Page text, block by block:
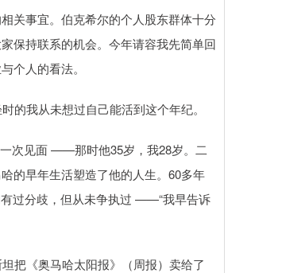
关事宜。伯克希尔的个人股东群体十分
保持联系的机会。今年请容我先简单回
个人的看法。
的我从未想过自己能活到这个年纪。
次见面 ——那时他35岁，我28岁。二
的早年生活塑造了他的人生。60多年
有过分歧，但从未争执过 ——“我早告诉
把《奥马哈太阳报》（周报）卖给了